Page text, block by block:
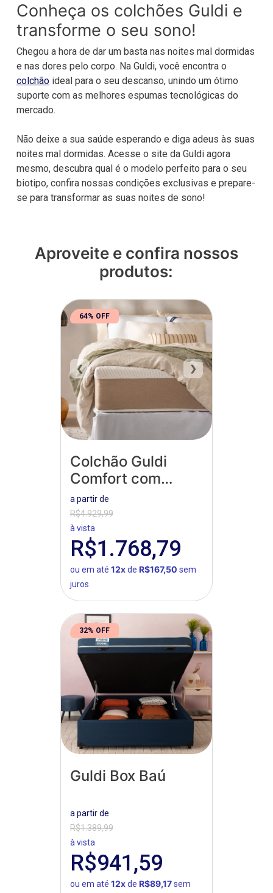
Conheça os colchões Guldi e
transforme o seu sono!
Chegou a hora de dar um basta nas noites mal dormidas
e nas dores pelo corpo. Na Guldi, você encontra o
colchãoideal para o seu descanso, unindo um ótimo
suporte com as melhores espumas tecnológicas do
mercado.
Não deixe a sua saúde esperando e diga adeus às suas
noites mal dormidas. Acesse o site da Guldi agora
mesmo, descubra qual é o modelo perfeito para o seu
biotipo, confira nossas condições exclusivas e prepare-
se para transformar as suas noites de sono!
Aproveite e confira nossos
produtos:
64% OFF
❮ ❯
Colchão Guldi
Comfort com
Massageador
Quântico
a partir de
R$4.929,99
à vista
R$1.768,79
ou em até 12xde R$167,50 sem
juros
32% OFF
Guldi Box Baú
a partir de
R$1.389,99
à vista
R$941,59
ou em até 12xde R$89,17sem